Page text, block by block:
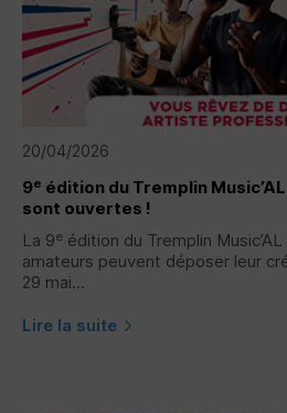
20/04/2026
9e édition du Tremplin
sont ouvertes !
La 9e édition du Tremplin
amateurs peuvent déposer leur
29 mai...
Lire la suite